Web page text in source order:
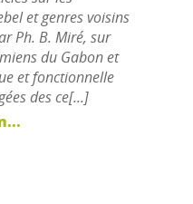
et genres voisins
Ph. B. Miré, sur
du Gabon et
et fonctionnelle
des ce[...]